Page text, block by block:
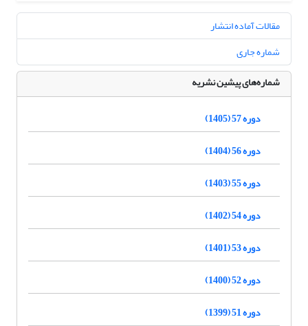
مقالات آماده انتشار
شماره جاری
شماره‌های پیشین نشریه
دوره 57 (1405)
دوره 56 (1404)
دوره 55 (1403)
دوره 54 (1402)
دوره 53 (1401)
دوره 52 (1400)
دوره 51 (1399)